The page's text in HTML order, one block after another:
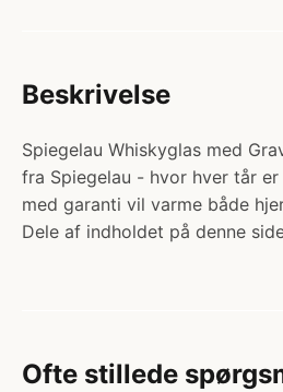
Beskrivelse
Spiegelau Whiskyglas med
fra Spiegelau - hvor hver tår
med garanti vil varme både
Dele af indholdet på denne
Ofte stillede